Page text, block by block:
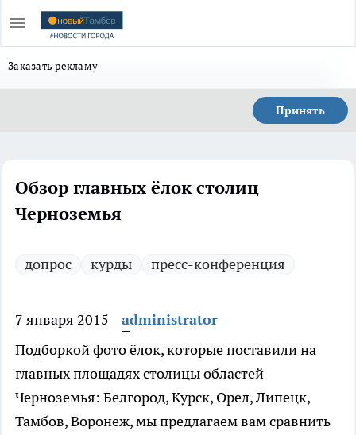
Заказать рекламу
Принять
Обзор главных ёлок столиц
Черноземья
допрос курды пресс-конференция
7 января 2015
administrator
Подборкой фото ёлок, которые поставили на
главных площадях столицы областей
Черноземья: Белгород, Курск, Орел, Липецк,
Тамбов, Воронеж, мы предлагаем вам сравнить